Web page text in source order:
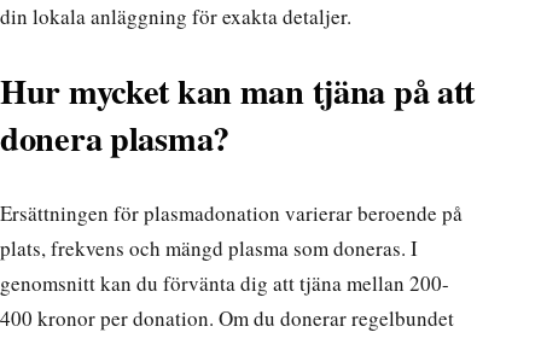
din lokala anläggning för exakta detaljer.
Hur mycket kan man tjäna på att
donera plasma?
Ersättningen för plasmadonation varierar beroende på
plats, frekvens och mängd plasma som doneras. I
genomsnitt kan du förvänta dig att tjäna mellan 200-
400 kronor per donation. Om du donerar regelbundet